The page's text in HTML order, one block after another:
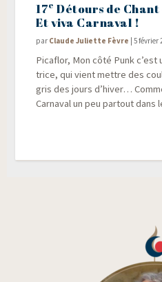
17e Détours de
Et viva Carnaval !
par Claude Juliette Fèvre |5 février
Pica­flor, Mon côté Punk
trice, qui vient mettre des
gris des jours d’hiver…
Car­na­val un peu par­tout dans